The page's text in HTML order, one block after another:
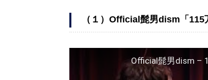
（１）Official髭男dism「115
Official髭男dism –